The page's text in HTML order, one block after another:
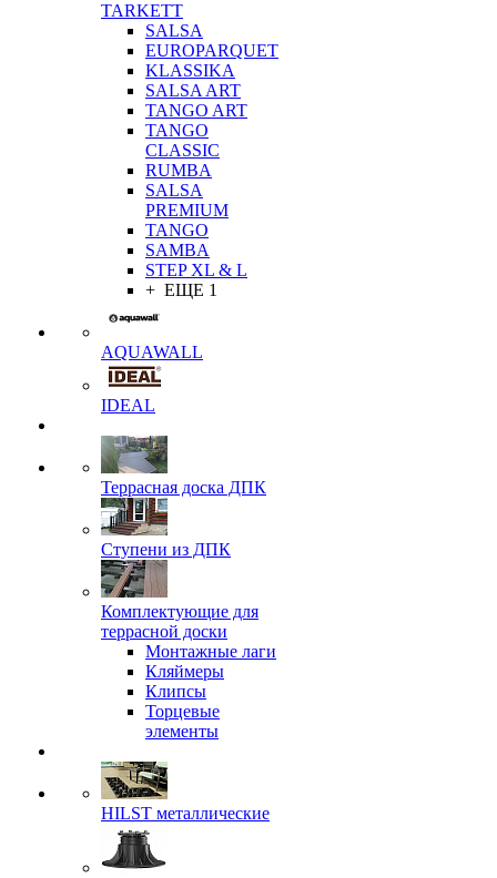
TARKETT
SALSA
EUROPARQUET
KLASSIKA
SALSA ART
TANGO ART
TANGO
CLASSIC
RUMBA
SALSA
PREMIUM
TANGO
SAMBA
STEP XL & L
+ ЕЩЕ 1
AQUAWALL
IDEAL
Террасная доска ДПК
Ступени из ДПК
Комплектующие для
террасной доски
Монтажные лаги
Кляймеры
Клипсы
Торцевые
элементы
HILST металлические